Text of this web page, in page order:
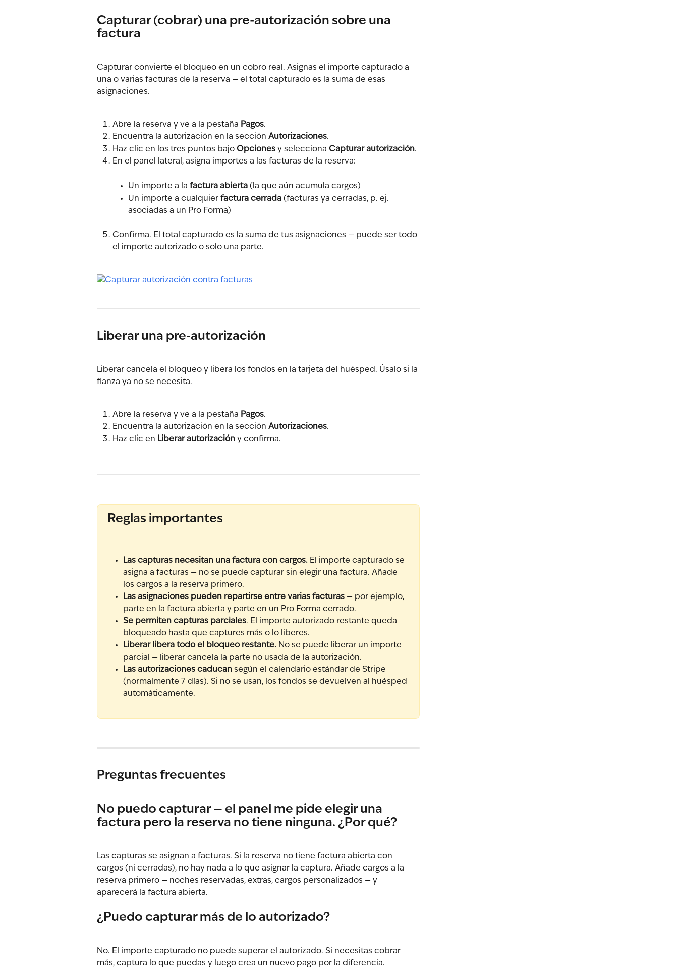
Capturar (cobrar) una pre-autorización sobre una
factura
Capturar convierte el bloqueo en un cobro real. Asignas el importe capturado a
una o varias facturas de la reserva — el total capturado es la suma de esas
asignaciones.
Abre la reserva y ve a la pestaña Pagos.
Encuentra la autorización en la sección Autorizaciones.
Haz clic en los tres puntos bajo Opciones y selecciona Capturar autorización.
En el panel lateral, asigna importes a las facturas de la reserva:
Un importe a la factura abierta (la que aún acumula cargos)
Un importe a cualquier factura cerrada (facturas ya cerradas, p. ej.
asociadas a un Pro Forma)
Confirma. El total capturado es la suma de tus asignaciones — puede ser todo
el importe autorizado o solo una parte.
Liberar una pre-autorización
Liberar cancela el bloqueo y libera los fondos en la tarjeta del huésped. Úsalo si la
fianza ya no se necesita.
Abre la reserva y ve a la pestaña Pagos.
Encuentra la autorización en la sección Autorizaciones.
Haz clic en Liberar autorización y confirma.
Reglas importantes
Las capturas necesitan una factura con cargos. El importe capturado se
asigna a facturas — no se puede capturar sin elegir una factura. Añade
los cargos a la reserva primero.
Las asignaciones pueden repartirse entre varias facturas — por ejemplo,
parte en la factura abierta y parte en un Pro Forma cerrado.
Se permiten capturas parciales. El importe autorizado restante queda
bloqueado hasta que captures más o lo liberes.
Liberar libera todo el bloqueo restante. No se puede liberar un importe
parcial — liberar cancela la parte no usada de la autorización.
Las autorizaciones caducan según el calendario estándar de Stripe
(normalmente 7 días). Si no se usan, los fondos se devuelven al huésped
automáticamente.
Preguntas frecuentes
No puedo capturar — el panel me pide elegir una
factura pero la reserva no tiene ninguna. ¿Por qué?
Las capturas se asignan a facturas. Si la reserva no tiene factura abierta con
cargos (ni cerradas), no hay nada a lo que asignar la captura. Añade cargos a la
reserva primero — noches reservadas, extras, cargos personalizados — y
aparecerá la factura abierta.
¿Puedo capturar más de lo autorizado?
No. El importe capturado no puede superar el autorizado. Si necesitas cobrar
más, captura lo que puedas y luego crea un nuevo pago por la diferencia.